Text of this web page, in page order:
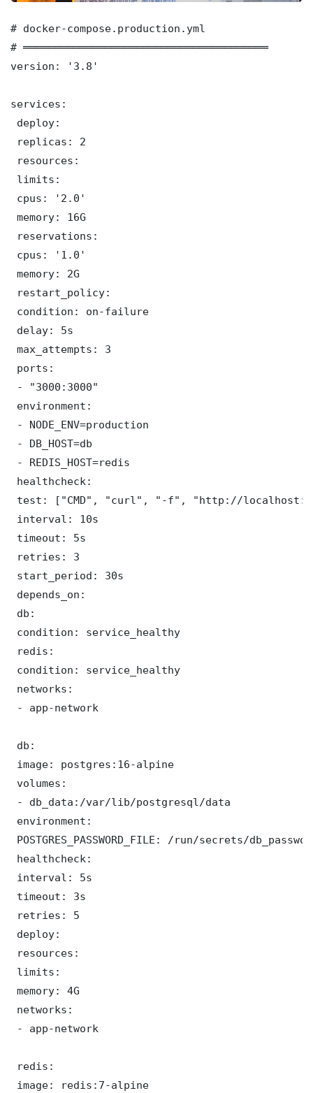
# docker-compose.production.yml
# ═══════════════════════════════════════
version: '3.8'
services:
deploy:
replicas: 2
resources:
limits:
cpus: '2.0'
memory: 16G
reservations:
cpus: '1.0'
memory: 2G
restart_policy:
condition: on-failure
delay: 5s
max_attempts: 3
ports:
- "3000:3000"
environment:
- NODE_ENV=production
- DB_HOST=db
- REDIS_HOST=redis
healthcheck:
test: ["CMD", "curl", "-f", "http://
interval: 10s
timeout: 5s
retries: 3
start_period: 30s
depends_on:
db:
condition: service_healthy
redis:
condition: service_healthy
networks:
- app-network
db:
image: postgres:16-alpine
volumes:
- db_data:/var/lib/postgresql/data
environment:
POSTGRES_PASSWORD_FILE: /run/secrets/
healthcheck:
interval: 5s
timeout: 3s
retries: 5
deploy:
resources:
limits:
memory: 4G
networks:
- app-network
redis:
image: redis:7-alpine